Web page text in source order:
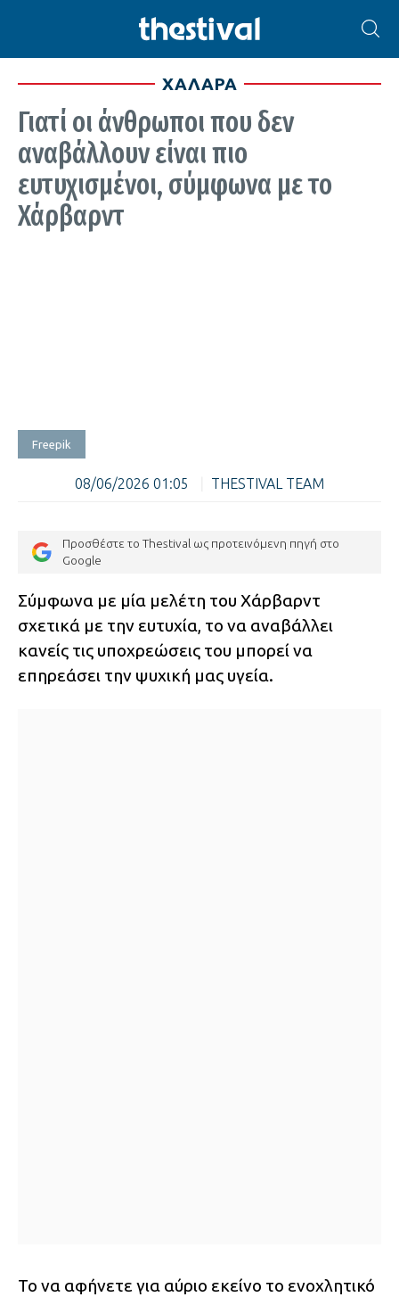
ΧΑΛΑΡΑ
Γιατί οι άνθρωποι που δεν
αναβάλλουν είναι πιο
ευτυχισμένοι, σύμφωνα με το
Χάρβαρντ
Freepik
08/06/2026 01:05 THESTIVAL TEAM
Προσθέστε το Thestival ως προτεινόμενη πηγή στο
Google
Σύμφωνα με μία μελέτη του Χάρβαρντ
σχετικά με την ευτυχία, το να αναβάλλει
κανείς τις υποχρεώσεις του μπορεί να
επηρεάσει την ψυχική μας υγεία.
Το να αφήνετε για αύριο εκείνο το ενοχλητικό